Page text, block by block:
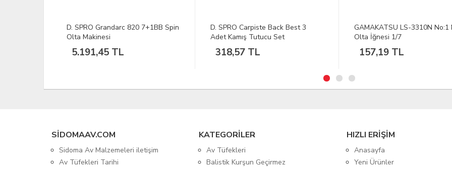
D. SPRO Carpiste Back Best 3
Adet Kamış Tutucu Set
318,57 TL
GAMAKATSU LS-3310N No:1 Nikel
Olta İğnesi 1/7
157,19 TL
SPRO SB NANO JIG SPIN 240
150G Olta Kamışı
13.119,05 TL
SIDOMAAV.COM
Sidoma Av Malzemeleri iletişim
Av Tüfekleri Tarihi
KATEGORİLER
Av Tüfekleri
Balistik Kurşun Geçirmez
HIZLI ERİŞİM
Anasayfa
Yeni Ürünler